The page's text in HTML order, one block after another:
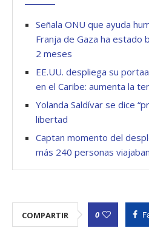
Señala ONU que ayuda
Franja de Gaza ha estado
2 meses
EE.UU. despliega su
en el Caribe: aumenta la
Yolanda Saldívar se dice
libertad
Captan momento del
más 240 personas
COMPARTIR 0